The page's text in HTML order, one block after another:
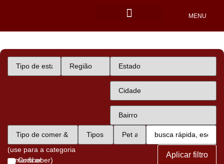
MENU
(use para a categoria
comer&beber)
Com ar
Aplicar filtro